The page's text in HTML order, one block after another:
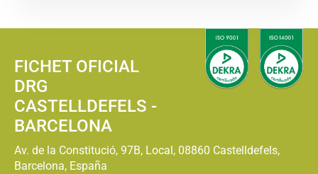
FICHET OFICIAL
DRG
CASTELLDEFELS -
BARCELONA
Av. de la Constitució, 97B, Local, 08860 Castelldefels,
Barcelona, España